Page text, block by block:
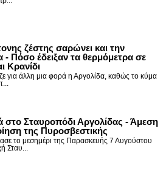
ζέστης σαρώνει και την
- Πόσο έδειξαν τα θερμόμετρα σε
Κρανίδι
για άλλη μια φορά η Αργολίδα, καθώς το κύμα
στο Σταυροπόδι Αργολίδας - Άμεση
της Πυροσβεστικής
το μεσημέρι της Παρασκευής 7 Αυγούστου
Σταυ...